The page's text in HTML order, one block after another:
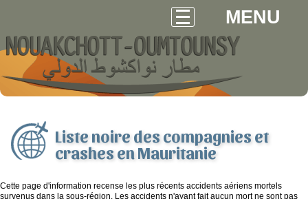
MENU
Liste noire des compagnies et
crashes en Mauritanie
Cette page d'information recense les plus récents accidents aériens mortels
survenus dans la sous-région. Les accidents n'ayant fait aucun mort ne sont pas